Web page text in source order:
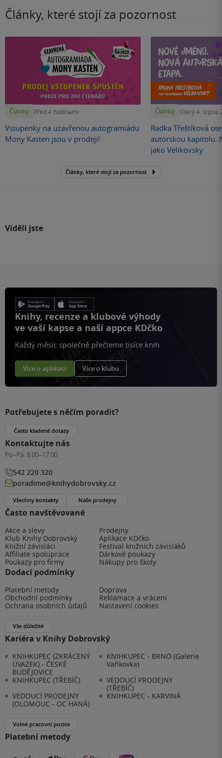
Články, které stojí za pozornost
Články Před 4 hodinami
Vstupenky na uzavřenou autogramiádu
Mony Kasten jsou v prodeji!
Články Úterý 4. srpna
Radka Třeštíková
autorskou kapitolu.
jako Velikovsky
Články, které stojí za pozornost
Viděli jste
Knihy, recenze a klubové výhody
ve vaší kapse a naší appce KDčko
Každý měsíc společně přečteme tisíce knih
Více o aplikaci Více o klubu
Často navštěvované
Akce a slevy
Prodejny
Klub Knihy Dobrovský
Aplikace KDčko
Knižní závisláci
Festival knižních závisláků
Affiliate spolupráce
Dárkové poukazy
Poukazy pro firmy
Nákupy pro školy
Dodací podmínky
Platební metody
Doprava
Obchodní podmínky
Reklamace a vrácení
Ochrana osobních údajů
Nastavení cookies
Vše důležité
Kariéra v Knihy Dobrovský
KNIHKUPEC (ZKRÁCENÝ
ÚVAZEK) - ČESKÉ
BUDĚJOVICE
KNIHKUPEC - BRNO (Galerie
Vaňkovka)
KNIHKUPEC (TŘEBÍČ)
VEDOUCÍ PRODEJNY
(TŘEBÍČ)
VEDOUCÍ PRODEJNY
(OLOMOUC - OC HANÁ)
KNIHKUPEC - KARVINÁ
Volné pracovní pozice
Platební metody
Potřebujete s něčím poradit?
Často kladené dotazy
Kontaktujte nás
Po–Pá: 8:00–17:00
542 220 320
poradime@knihydobrovsky.cz
Všechny kontakty Naše prodejny